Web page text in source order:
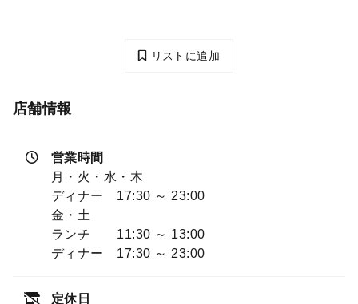
リストに追加
店舗情報
営業時間
月・火・水・木
ディナー 17:30 ～ 23:00
金・土
ランチ 11:30 ～ 13:00
ディナー 17:30 ～ 23:00
定休日